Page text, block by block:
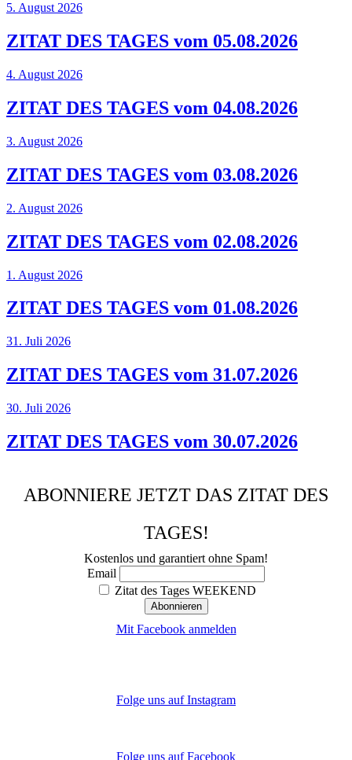
5. August 2026
ZITAT DES TAGES vom 05.08.2026
4. August 2026
ZITAT DES TAGES vom 04.08.2026
3. August 2026
ZITAT DES TAGES vom 03.08.2026
2. August 2026
ZITAT DES TAGES vom 02.08.2026
1. August 2026
ZITAT DES TAGES vom 01.08.2026
31. Juli 2026
ZITAT DES TAGES vom 31.07.2026
30. Juli 2026
ZITAT DES TAGES vom 30.07.2026
ABONNIERE JETZT DAS ZITAT DES
TAGES!
Kostenlos und garantiert ohne Spam!
Email
Zitat des Tages WEEKEND
Mit Facebook anmelden
Folge uns auf Instagram
Folge uns auf Facebook